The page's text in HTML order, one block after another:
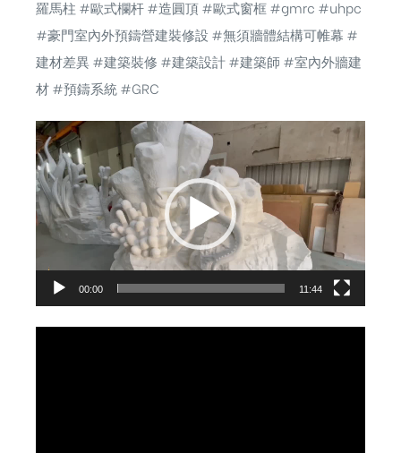
羅馬柱 #歐式欄杆#造圓頂#歐式窗框#gmrc #uhpc
#豪門室內外預鑄營建裝修設 #無須牆體結構可帷幕 #
建材差異#建築裝修 #建築設計#建築師 #室內外牆建
材#預鑄系統#GRC
視
訊
播
放
器
00:00 11:44